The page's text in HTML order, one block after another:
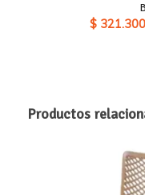
$ 321.300
Productos